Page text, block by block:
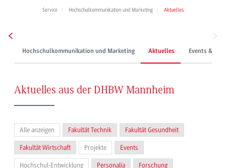
Service Hochschulkommunikation und Marketing Aktuelles
Hochschulkommunikation und Marketing Aktuelles Events &
Aktuelles aus der DHBW Mannheim
Alle anzeigen Fakultät Technik Fakultät Gesundheit
Fakultät Wirtschaft Projekte Events
Hochschul-Entwicklung Personalia Forschung